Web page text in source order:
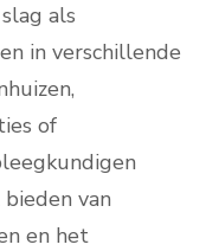
als
in verschillende
of
van
en het